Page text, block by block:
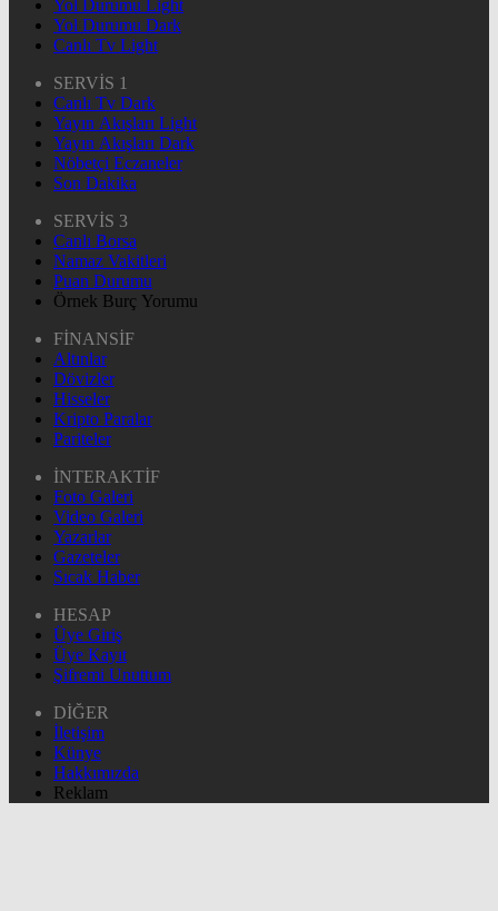
Yol Durumu Light
Yol Durumu Dark
Canlı Tv Light
SERVİS 1
Canlı Tv Dark
Yayın Akışları Light
Yayın Akışları Dark
Nöbetçi Eczaneler
Son Dakika
SERVİS 3
Canlı Borsa
Namaz Vakitleri
Puan Durumu
Örnek Burç Yorumu
FİNANSİF
Altınlar
Dövizler
Hisseler
Kripto Paralar
Pariteler
İNTERAKTİF
Foto Galeri
Video Galeri
Yazarlar
Gazeteler
Sıcak Haber
HESAP
Üye Giriş
Üye Kayıt
Şifremi Unuttum
DİĞER
İletişim
Künye
Hakkımızda
Reklam